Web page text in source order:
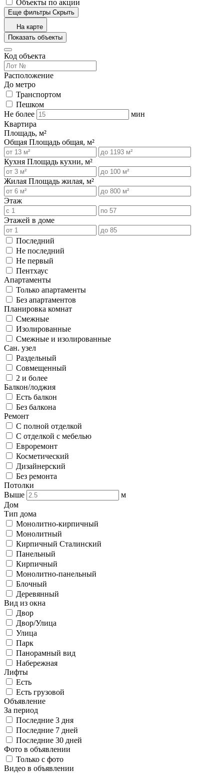
Объекты по акции
Еще фильтры Скрыть
На карте
Показать объекты
Код объекта
Расположение
До метро
Транспортом
Пешком
Не более
мин
Квартира
Площадь, м²
Общая Площадь общая, м²
Кухня Площадь кухни, м²
Жилая Площадь жилая, м²
Этаж
Этажей в доме
Последний
Не последний
Не первый
Пентхаус
Апартаменты
Только апартаменты
Без апартаментов
Планировка комнат
Смежные
Изолированные
Смежные и изолированные
Сан. узел
Раздельный
Совмещенный
2 и более
Балкон/лоджия
Есть балкон
Без балкона
Ремонт
С полной отделкой
С отделкой с мебелью
Евроремонт
Косметический
Дизайнерский
Без ремонта
Потолки
Выше
м
Дом
Тип дома
Монолитно-кирпичный
Монолитный
Кирпичный Сталинский
Панельный
Кирпичный
Монолитно-панельный
Блочный
Деревянный
Вид из окна
Двор
Двор/Улица
Улица
Парк
Панорамный вид
Набережная
Лифты
Есть
Есть грузовой
Объявление
За период
Последние 3 дня
Последние 7 дней
Последние 30 дней
Фото в объявлении
Только с фото
Видео в объявлении